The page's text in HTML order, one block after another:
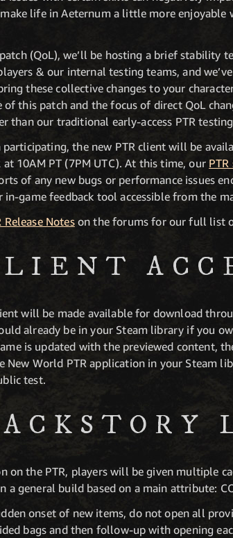
life in Aeternum a little more
(QoL), we’ll be hosting a brief stability
& our internal testing teams, and
these collective changes to your
of this patch and the focus of direct QoL
than our traditional early-access PTR
the new PTR client will be
10AM PT (7PM UTC). At this time, our
of any new bugs or performance issues
game feedback tool accessible from the
Release Noteson the forums for our full list
will be made available for download
already be in your Steam library if you
is updated with the previewed content,
New World PTR application in your Steam
test.
on the PTR, players will be given multiple
a general build based on a main attribute:
onset of new items, do not open all
bags and then follow-up with opening